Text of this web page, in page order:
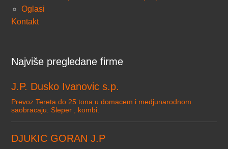
Oglasi
Kontakt
Najviše pregledane firme
J.P. Dusko Ivanovic s.p.
Prevoz Tereta do 25 tona u domacem i medjunarodnom
saobracaju. Sleper , kombi.
DJUKIC GORAN J.P